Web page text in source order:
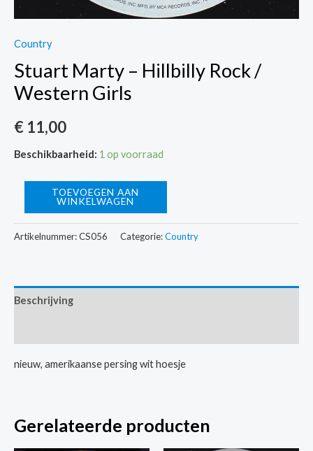
Country
Stuart Marty – Hillbilly Rock /
Western Girls
€ 11,00
Beschikbaarheid: 1 op voorraad
-
/
Western
TOEVOEGEN AAN
WINKELWAGEN
Artikelnummer:CS056 Categorie:Country
Beschrijving
nieuw, amerikaanse persing wit hoesje
Gerelateerde producten